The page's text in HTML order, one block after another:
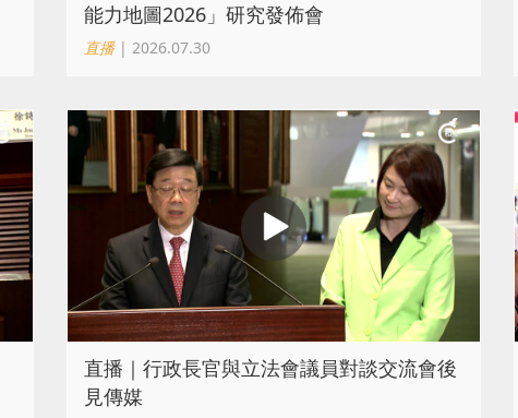
能力地圖2026」研究發佈會
直播| 2026.07.30
直播｜行政長官與立法會議員對談交流會後
見傳媒